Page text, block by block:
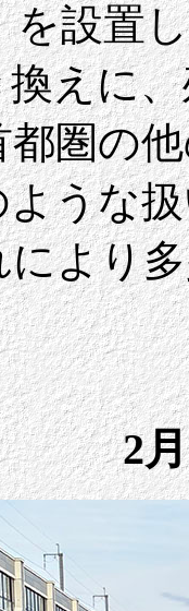
を設置
えに
圏の
うな
より
2